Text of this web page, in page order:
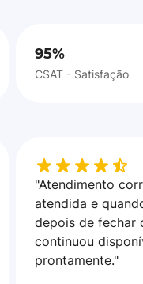
95%
CSAT - Satisfação
"Atendimento
atendida e
depois de fechar
continuou
prontamente."